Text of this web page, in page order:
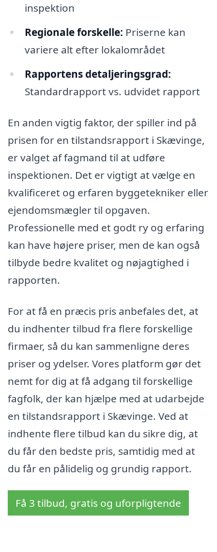
inspektion
Regionale forskelle: Priserne kan
variere alt efter lokalområdet
Rapportens detaljeringsgrad:
Standardrapport vs. udvidet rapport
En anden vigtig faktor, der spiller ind på
prisen for en tilstandsrapport i Skævinge,
er valget af fagmand til at udføre
inspektionen. Det er vigtigt at vælge en
kvalificeret og erfaren byggetekniker eller
ejendomsmægler til opgaven.
Professionelle med et godt ry og erfaring
kan have højere priser, men de kan også
tilbyde bedre kvalitet og nøjagtighed i
rapporten.
For at få en præcis pris anbefales det, at
du indhenter tilbud fra flere forskellige
firmaer, så du kan sammenligne deres
priser og ydelser. Vores platform gør det
nemt for dig at få adgang til forskellige
fagfolk, der kan hjælpe med at udarbejde
en tilstandsrapport i Skævinge. Ved at
indhente flere tilbud kan du sikre dig, at
du får den bedste pris, samtidig med at
du får en pålidelig og grundig rapport.
Få 3 tilbud, gratis og uforpligtende